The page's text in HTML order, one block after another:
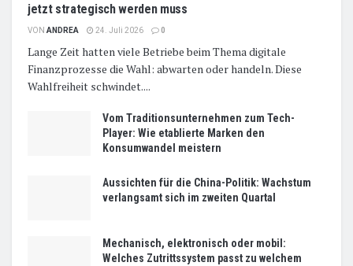
jetzt strategisch werden muss
VON ANDREA 24. Juli 2026 0
Lange Zeit hatten viele Betriebe beim Thema digitale
Finanzprozesse die Wahl: abwarten oder handeln. Diese
Wahlfreiheit schwindet....
Vom Traditionsunternehmen zum Tech-
Player: Wie etablierte Marken den
Konsumwandel meistern
Aussichten für die China-Politik: Wachstum
verlangsamt sich im zweiten Quartal
Mechanisch, elektronisch oder mobil:
Welches Zutrittssystem passt zu welchem